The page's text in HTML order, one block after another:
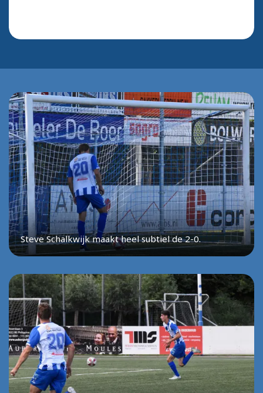
Steve Schalkwijk maakt heel subtiel de 2-0.